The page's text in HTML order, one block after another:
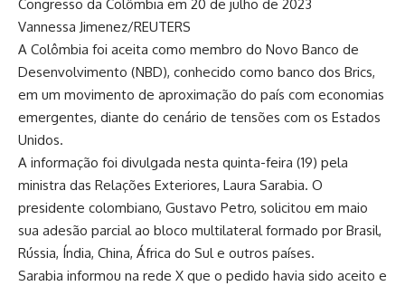
Congresso da Colômbia em 20 de julho de 2023
Vannessa Jimenez/REUTERS
A Colômbia foi aceita como membro do Novo Banco de
Desenvolvimento (NBD), conhecido como banco dos Brics,
em um movimento de aproximação do país com economias
emergentes, diante do cenário de tensões com os Estados
Unidos.
A informação foi divulgada nesta quinta-feira (19) pela
ministra das Relações Exteriores, Laura Sarabia. O
presidente colombiano, Gustavo Petro, solicitou em maio
sua adesão parcial ao bloco multilateral formado por Brasil,
Rússia, Índia, China, África do Sul e outros países.
Sarabia informou na rede X que o pedido havia sido aceito e